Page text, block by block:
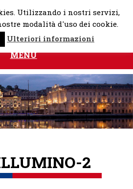
MENU
2
Utilizzando i nostri servizi,
modalità d'uso dei cookie.
Ulteriori informazioni